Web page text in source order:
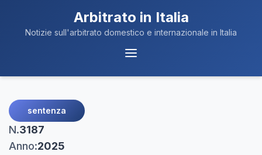
Arbitrato in Italia
Notizie sull'arbitrato domestico e internazionale in Italia
Menu
sentenza
N.3187
Anno:2025